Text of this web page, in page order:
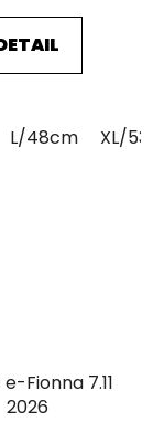
L/48cm XL/
Fionna 7.11
2026